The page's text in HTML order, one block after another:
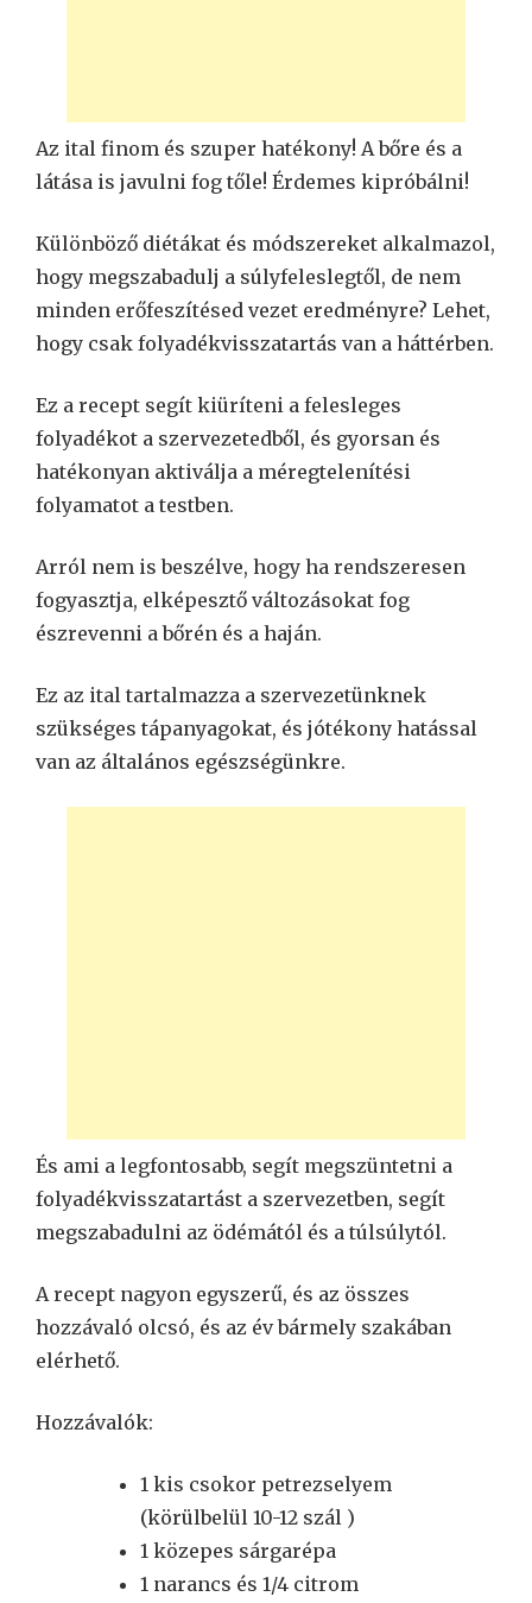
Az ital finom és szuper hatékony! A bőre és a
látása is javulni fog tőle! Érdemes kipróbálni!
Különböző diétákat és módszereket alkalmazol,
hogy megszabadulj a súlyfeleslegtől, de nem
minden erőfeszítésed vezet eredményre? Lehet,
hogy csak folyadékvisszatartás van a háttérben.
Ez a recept segít kiüríteni a felesleges
folyadékot a szervezetedből, és gyorsan és
hatékonyan aktiválja a méregtelenítési
folyamatot a testben.
Arról nem is beszélve, hogy ha rendszeresen
fogyasztja, elképesztő változásokat fog
észrevenni a bőrén és a haján.
Ez az ital tartalmazza a szervezetünknek
szükséges tápanyagokat, és jótékony hatással
van az általános egészségünkre.
És ami a legfontosabb, segít megszüntetni a
folyadékvisszatartást a szervezetben, segít
megszabadulni az ödémától és a túlsúlytól.
A recept nagyon egyszerű, és az összes
hozzávaló olcsó, és az év bármely szakában
elérhető.
Hozzávalók:
1 kis csokor petrezselyem
(körülbelül 10-12 szál )
1 közepes sárgarépa
1 narancs és 1/4 citrom